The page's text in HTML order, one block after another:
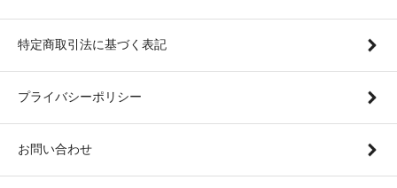
特定商取引法に基づく表記
プライバシーポリシー
お問い合わせ